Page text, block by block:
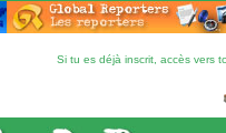
Si tu es déjà inscrit, accès vers